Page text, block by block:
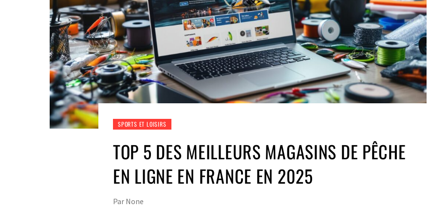
SPORTS ET LOISIRS
TOP 5 DES MEILLEURS MAGASINS DE PÊCHE
EN LIGNE EN FRANCE EN 2025
Par None